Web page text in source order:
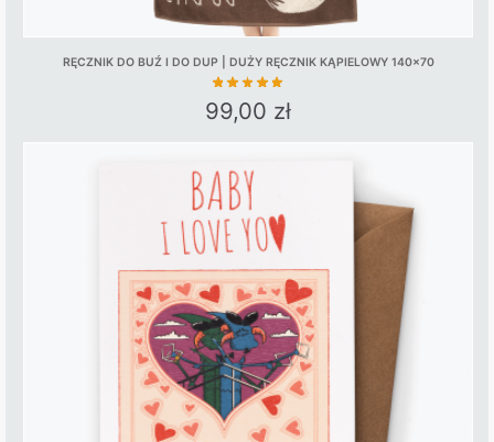
RĘCZNIK DO BUŹ I DO DUP | DUŻY RĘCZNIK KĄPIELOWY 140×70
99,00 zł